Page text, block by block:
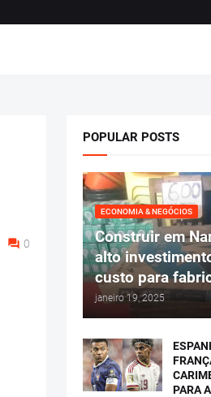
0
POPULAR POSTS
ECONOMIA & NEGÓCIOS
Construir em
alto
custo para
janeiro 19, 2025
PARA